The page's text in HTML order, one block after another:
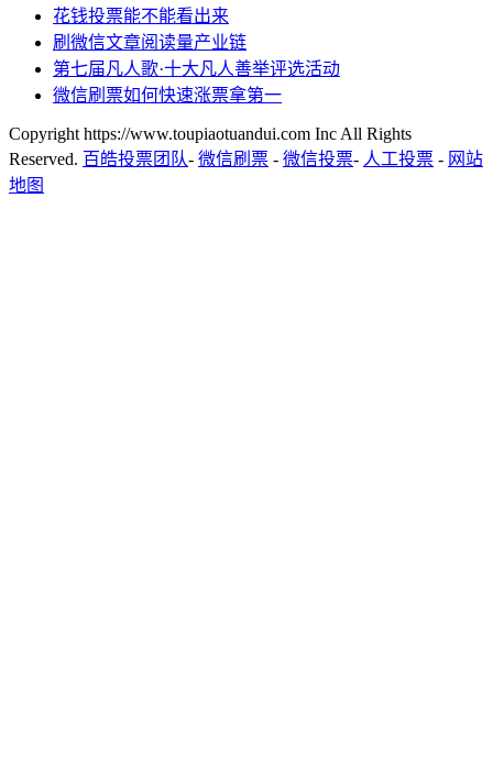
花钱投票能不能看出来
刷微信文章阅读量产业链
第七届凡人歌·十大凡人善举评选活动
微信刷票如何快速涨票拿第一
Copyright https://www.toupiaotuandui.com Inc All Rights
Reserved. 百皓投票团队- 微信刷票 - 微信投票- 人工投票 - 网站
地图